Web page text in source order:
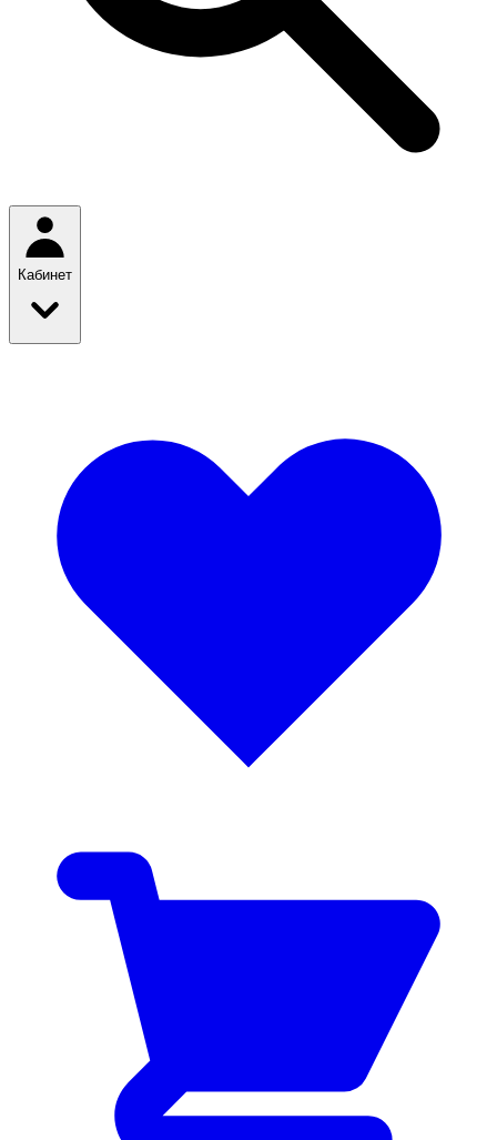
Кабинет